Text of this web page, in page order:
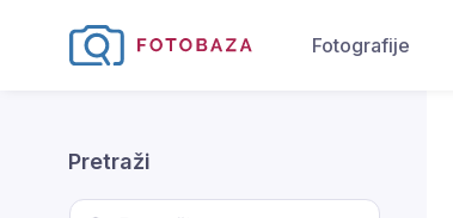
Fotografije
Pretraži